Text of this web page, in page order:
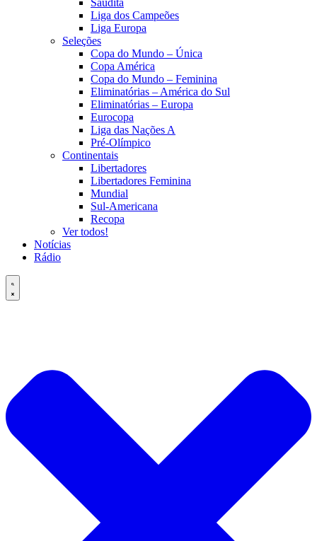
Liga dos Campeões
Liga Europa
Seleções
Copa do Mundo – Única
Copa América
Copa do Mundo – Feminina
Eliminatórias – América do Sul
Eliminatórias – Europa
Eurocopa
Liga das Nações A
Pré-Olímpico
Continentais
Libertadores
Libertadores Feminina
Mundial
Sul-Americana
Recopa
Ver todos!
Notícias
Rádio